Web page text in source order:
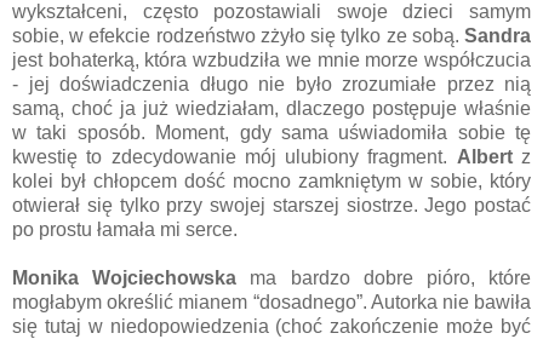
wykształceni, często pozostawiali swoje dzieci samym
sobie, w efekcie rodzeństwo zżyło się tylko ze sobą. Sandra
jest bohaterką, która wzbudziła we mnie morze współczucia
- jej doświadczenia długo nie było zrozumiałe przez nią
samą, choć ja już wiedziałam, dlaczego postępuje właśnie
w taki sposób. Moment, gdy sama uświadomiła sobie tę
kwestię to zdecydowanie mój ulubiony fragment. Albert z
kolei był chłopcem dość mocno zamkniętym w sobie, który
otwierał się tylko przy swojej starszej siostrze. Jego postać
po prostu łamała mi serce.
Monika Wojciechowska ma bardzo dobre pióro, które
mogłabym określić mianem “dosadnego”. Autorka nie bawiła
się tutaj w niedopowiedzenia (choć zakończenie może być